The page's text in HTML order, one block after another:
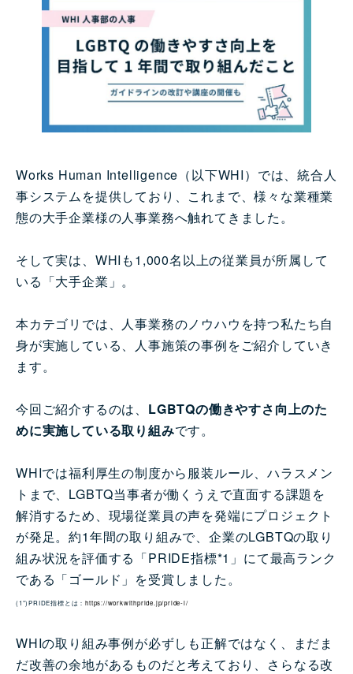
WHI Holdings
Works Human Intelligence（以下WHI）では、統合人
事システムを提供しており、これまで、様々な業種業
態の大手企業様の人事業務へ触れてきました。
そして実は、WHIも1,000名以上の従業員が所属して
いる「大手企業」。
本カテゴリでは、人事業務のノウハウを持つ私たち自
身が実施している、人事施策の事例をご紹介していき
ます。
今回ご紹介するのは、 LGBTQの働きやすさ向上のた
めに実施している取り組みです。
WHIでは福利厚生の制度から服装ルール、ハラスメン
トまで、LGBTQ当事者が働くうえで直面する課題を
解消するため、現場従業員の声を発端にプロジェクト
が発足。約1年間の取り組みで、企業のLGBTQの取り
組み状況を評価する「PRIDE指標*1」にて最高ランク
である「ゴールド」を受賞しました。
(1*)PRIDE指標とは：https://workwithpride.jp/pride-i/
WHIの取り組み事例が必ずしも正解ではなく、まだま
だ改善の余地があるものだと考えており、さらなる改